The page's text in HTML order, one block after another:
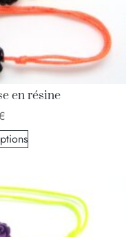
en résine